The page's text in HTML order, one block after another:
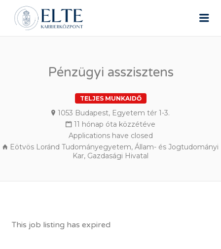
ELTE ÁLLÁSPORTÁL
Pénzügyi asszisztens
TELJES MUNKAIDŐ
1053 Budapest, Egyetem tér 1-3.
11 hónap óta közzétéve
Applications have closed
Eötvös Loránd Tudományegyetem, Állam- és Jogtudományi
Kar, Gazdasági Hivatal
This job listing has expired